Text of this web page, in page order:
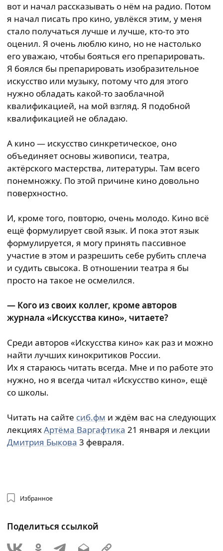
вот и начал рассказывать о нём на радио. Потом
я начал писать про кино, увлёкся этим, у меня
стало получаться лучше и лучше, кто-то это
оценил. Я очень люблю кино, но не настолько
его уважаю, чтобы бояться его препарировать.
Я боялся бы препарировать изобразительное
искусство или музыку, потому что для этого
нужно обладать какой-то заоблачной
квалификацией, на мой взгляд. Я подобной
квалификацией не обладаю.
А кино — искусство синкретическое, оно
объединяет основы живописи, театра,
актёрского мастерства, литературы. Там всего
понемножку. По этой причине кино довольно
поверхностно.
И, кроме того, повторю, очень молодо. Кино всё
ещё формулирует свой язык. И пока этот язык
формулируется, я могу принять пассивное
участие в этом и разрешить себе рубить сплеча
и судить свысока. В отношении театра я бы
просто на такое не осмелился.
— Кого из своих коллег, кроме авторов
журнала «Искусства кино», читаете?
Среди авторов «Искусства кино» как раз и можно
найти лучших кинокритиков России.
Их я стараюсь читать всегда. Мне и по работе это
нужно, но я всегда читал «Искусство кино», ещё
со школы.
Читать на сайте сиб.фм и ждём вас на следующих
лекцияхАртёма Варгафтика 21 января и лекции
Дмитрия Быкова 3 февраля.
Избранное
Поделиться ссылкой